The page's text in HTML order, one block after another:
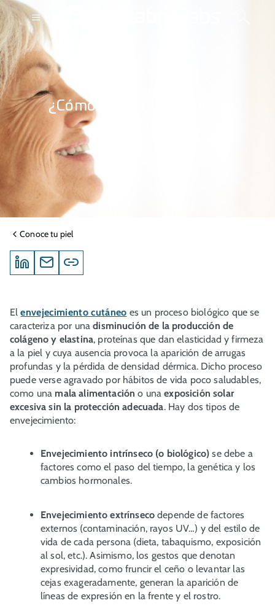
¿Cómo reducir las arrugas
Conoce tu piel
Elenvejecimiento cutáneo es un proceso biológico que se
caracteriza por unadisminución de la producción de
colágeno y elastina, proteínas que dan elasticidad y firmeza
a la piel y cuya ausencia provoca la aparición de arrugas
profundas y la pérdida de densidad dérmica. Dicho proceso
puede verse agravado por hábitos de vida poco saludables,
como una mala alimentación o unaexposición solar
excesiva sin la protección adecuada. Hay dos tipos de
envejecimiento:
Envejecimiento intrínseco (o biológico)se debe a
factores como el paso del tiempo, la genética y los
cambios hormonales.
Envejecimiento extrínseco depende de factores
externos (contaminación, rayos UV…) y del estilo de
vida de cada persona (dieta, tabaquismo, exposición
al sol, etc.). Asimismo, los gestos que denotan
expresividad, como fruncir el ceño o levantar las
cejas exageradamente, generan la aparición de
líneas de expresión en la frente y el rostro.